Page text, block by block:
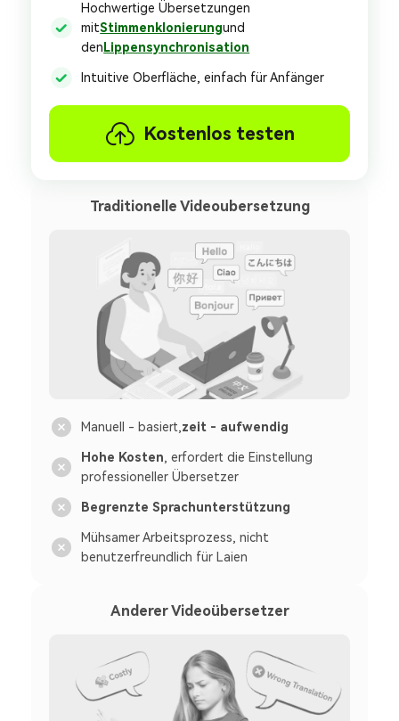
Traditionelle Videoubersetzung
Manuell - basiert, zeit - aufwendig
Hohe Kosten , erfordert die Einstellung
professioneller Übersetzer
Begrenzte Sprachunterstützung
Mühsamer Arbeitsprozess, nicht
benutzerfreundlich für Laien
Hochwertige Übersetzungen
mitStimmenklonierungund
den Lippensynchronisation
Intuitive Oberfläche, einfach für Anfänger
Kostenlos testen
Anderer Videoübersetzer